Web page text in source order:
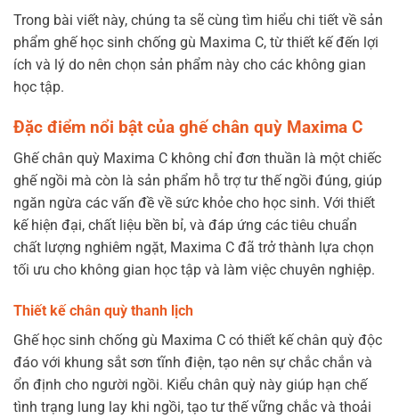
Trong bài viết này, chúng ta sẽ cùng tìm hiểu chi tiết về sản
phẩm ghế học sinh chống gù Maxima C, từ thiết kế đến lợi
ích và lý do nên chọn sản phẩm này cho các không gian
học tập.
Đặc điểm nổi bật của ghế chân quỳ Maxima C
Ghế chân quỳ Maxima C không chỉ đơn thuần là một chiếc
ghế ngồi mà còn là sản phẩm hỗ trợ tư thế ngồi đúng, giúp
ngăn ngừa các vấn đề về sức khỏe cho học sinh. Với thiết
kế hiện đại, chất liệu bền bỉ, và đáp ứng các tiêu chuẩn
chất lượng nghiêm ngặt, Maxima C đã trở thành lựa chọn
tối ưu cho không gian học tập và làm việc chuyên nghiệp.
Thiết kế chân quỳ thanh lịch
Ghế học sinh chống gù Maxima C có thiết kế chân quỳ độc
đáo với khung sắt sơn tĩnh điện, tạo nên sự chắc chắn và
ổn định cho người ngồi. Kiểu chân quỳ này giúp hạn chế
tình trạng lung lay khi ngồi, tạo tư thế vững chắc và thoải